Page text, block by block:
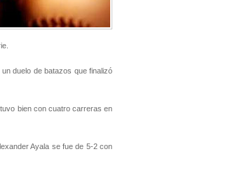
duelo de batazos que finalizó
bien con cuatro carreras en
Ayala se fue de 5-2 con